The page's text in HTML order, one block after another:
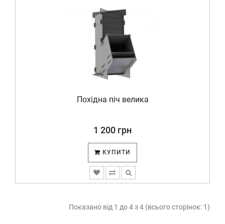
Похідна піч велика
1 200 грн
КУПИТИ
Показано від 1 до 4 з 4 (всього сторінок: 1)